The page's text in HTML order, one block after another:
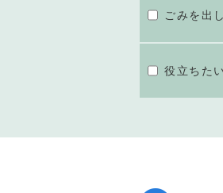
ごみを出
役立ちたい